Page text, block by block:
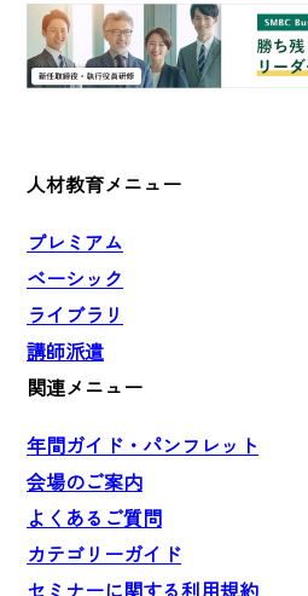
人材教育メニュー
プレミアム
ベーシック
ライブラリ
講師派遣
関連メニュー
年間ガイド・パンフレット
会場のご案内
よくあるご質問
カテゴリーガイド
セミナーに関する利用規約